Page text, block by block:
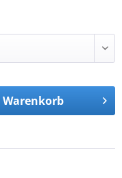
Warenkorb